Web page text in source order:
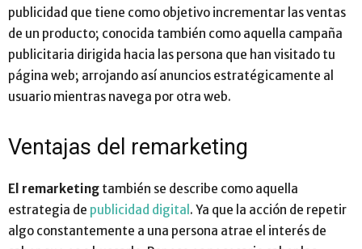
publicidad que tiene como objetivo incrementar las ventas
de un producto; conocida también como aquella campaña
publicitaria dirigida hacia las persona que han visitado tu
página web; arrojando así anuncios estratégicamente al
usuario mientras navega por otra web.
Ventajas del remarketing
El remarketing también se describe como aquella
estrategia de publicidad digital . Ya que la acción de repetir
algo constantemente a una persona atrae el interés de